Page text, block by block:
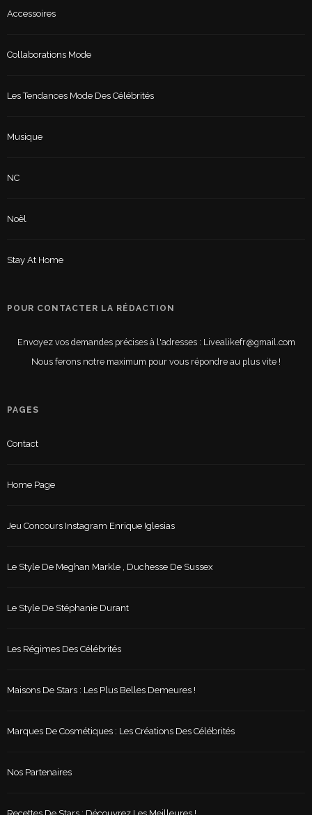
Accessoires
Collaborations Mode
Les Tendances Mode Des Célébrités
Musique
NC
Noël
Stay At Home
POUR CONTACTER LA RÉDACTION
Envoyez vos demandes précises à l'adresses : Livealikefr@gmail.com
Nous ferons notre maximum pour vous répondre au plus vite !
PAGES
Contact
Home Page
Jeu Concours Instagram Enrique Iglesias
Le Style De Meghan Markle , Duchesse De Sussex
Le Style De Stéphanie Durant
Les Régimes Des Célébrités
Maisons De Stars : Les Plus Belles Demeures !
Marques De Cosmétiques : Les Créations Des Célébrités
Nos Partenaires